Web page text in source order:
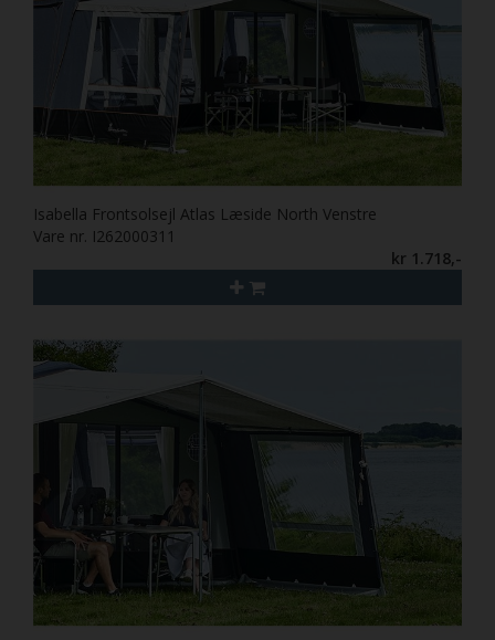
Isabella Frontsolsejl Atlas Læside North Venstre
Vare nr. I262000311
kr 1.718,-